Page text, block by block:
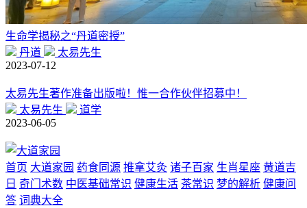
生命学揭秘之“丹道密授”
丹道
太易先生
2023-07-12
太易先生著作准备出版啦！惟一合作伙伴招募中！
太易先生
道学
2023-06-05
首页 大道家园 药食同源 推拿艾灸 诸子百家 生肖星座 黄道吉
日 奇门术数 中医基础常识 健康生活 茶常识 梦的解析 健康问
答 词典大全